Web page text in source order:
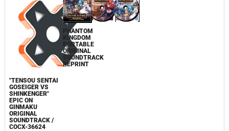
"TENSOU SENTAI
GOSEIGER VS
SHINKENGER"
EPIC ON
GINMAKU
ORIGINAL
SOUNDTRACK /
COCX-36624
PHANTOM
KINGDOM
PORTABLE
ORIGINAL
SOUNDTRACK
REPRINT